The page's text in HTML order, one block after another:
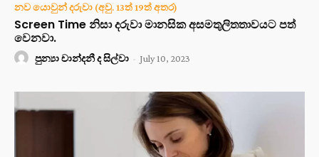
නව යොවුන් දරුවා (අවු. 13ත් 19ත් අතර)
Screen Time නිසා දරුවා මානසික අසමතුලිතතාවයට පත්
වෙනවා.
පුන්‍යා චාන්දනී ද සිල්වා - July 10, 2023